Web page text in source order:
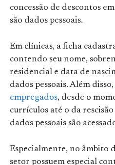
concessão de descontos
são dados pessoais.
Em clínicas, a ficha
contendo seu nome,
residencial e data de
dados pessoais. Além disso,
empregados, desde o
currículos até o da
dados pessoais são
Especialmente, no âmbito
setor possuem especial